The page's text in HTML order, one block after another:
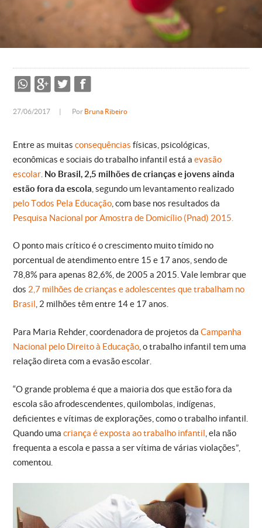
27/06/2017 Por Bruna Ribeiro
Entre as muitas consequências físicas, psicológicas,
econômicas e sociais do trabalho infantil está a evasão
escolar No Brasil, 2,5 milhões de crianças e jovens ainda
estão fora da escola , segundo um levantamento realizado
pelo Todos Pela Educação , com base nos resultados da
Pesquisa Nacional por Amostra de Domicílio (Pnad) 2015.
O ponto mais crítico é o crescimento muito tímido no
porcentual de atendimento entre 15 e 17 anos, sendo de
78,8% para apenas 82,6%, de 2005 a 2015. Vale lembrar que
dos 2,7 milhões de crianças e adolescentes que trabalham no
Brasil , 2 milhões têm entre 14 e 17 anos.
Para Maria Rehder, coordenadora de projetos da Campanha
Nacional pelo Direito à Educação , o trabalho infantil tem uma
relação direta com a evasão escolar.
“O grande problema é que a maioria dos que estão fora da
escola são afrodescendentes, quilombolas, indígenas,
deficientes e vítimas de explorações, como o trabalho infantil.
Quando uma criança é exposta ao trabalho infantil , ela não
frequenta a escola e passa a ser vítima de várias violações”,
comentou.